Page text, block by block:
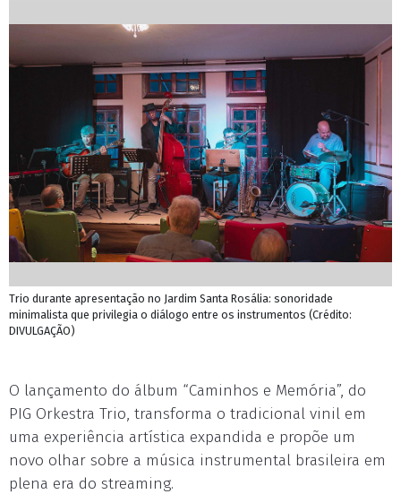
Trio durante apresentação no Jardim Santa Rosália: sonoridade
minimalista que privilegia o diálogo entre os instrumentos (Crédito:
DIVULGAÇÃO)
O lançamento do álbum “Caminhos e Memória”, do
PIG Orkestra Trio, transforma o tradicional vinil em
uma experiência artística expandida e propõe um
novo olhar sobre a música instrumental brasileira em
plena era do streaming.